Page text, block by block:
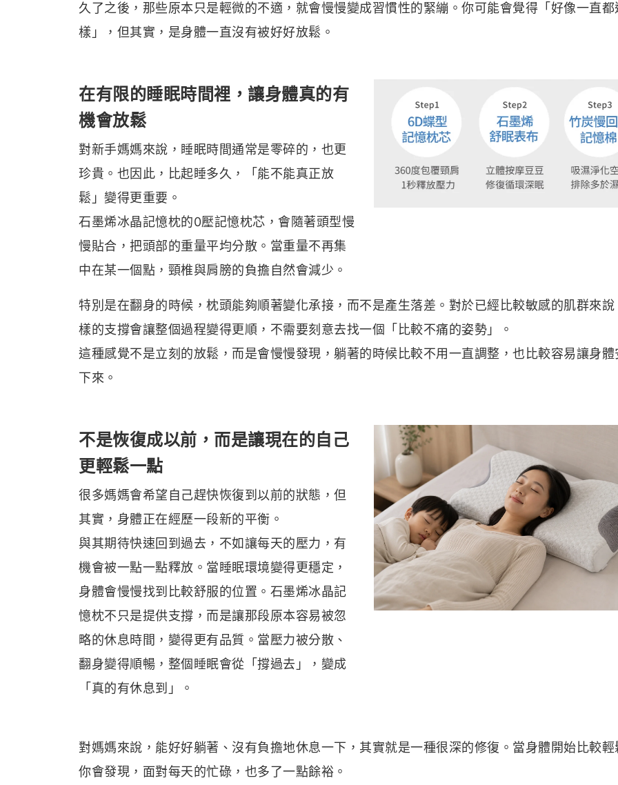
久了之後，那些原本只是輕微的不適，就會慢慢變成習慣性的緊繃。你可能會覺得「好像一直都
樣」，但其實，是身體一直沒有被好好放鬆。
在有限的睡眠時間裡，讓身體真的有
機會放鬆
對新手媽媽來說，睡眠時間通常是零碎的，也更
珍貴。也因此，比起睡多久，「能不能真正放
鬆」變得更重要。
石墨烯冰晶記憶枕的0壓記憶枕芯，會隨著頭型慢
慢貼合，把頭部的重量平均分散。當重量不再集
中在某一個點，頸椎與肩膀的負擔自然會減少。
特別是在翻身的時候，枕頭能夠順著變化承接，而不是產生落差。對於已經比較敏感的肌群來說
樣的支撐會讓整個過程變得更順，不需要刻意去找一個「比較不痛的姿勢」。
這種感覺不是立刻的放鬆，而是會慢慢發現，躺著的時候比較不用一直調整，也比較容易讓身體
下來。
不是恢復成以前，而是讓現在的自己
更輕鬆一點
很多媽媽會希望自己趕快恢復到以前的狀態，但
其實，身體正在經歷一段新的平衡。
與其期待快速回到過去，不如讓每天的壓力，有
機會被一點一點釋放。當睡眠環境變得更穩定，
身體會慢慢找到比較舒服的位置。石墨烯冰晶記
憶枕不只是提供支撐，而是讓那段原本容易被忽
略的休息時間，變得更有品質。當壓力被分散、
翻身變得順暢，整個睡眠會從「撐過去」，變成
「真的有休息到」。
對媽媽來說，能好好躺著、沒有負擔地休息一下，其實就是一種很深的修復。當身體開始比較輕
你會發現，面對每天的忙碌，也多了一點餘裕。